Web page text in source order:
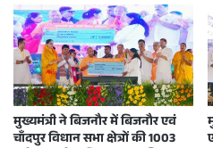
मुख्यमंत्री ने बिजनौर में बिजनौर एवं
चाँदपुर विधान सभा क्षेत्रों की 1003